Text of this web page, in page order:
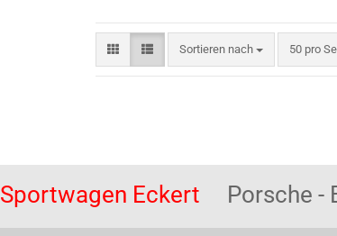
Sortieren nach
Sortieren nach 50 pro
pro Seite
Sportwagen Eckert Porsche -